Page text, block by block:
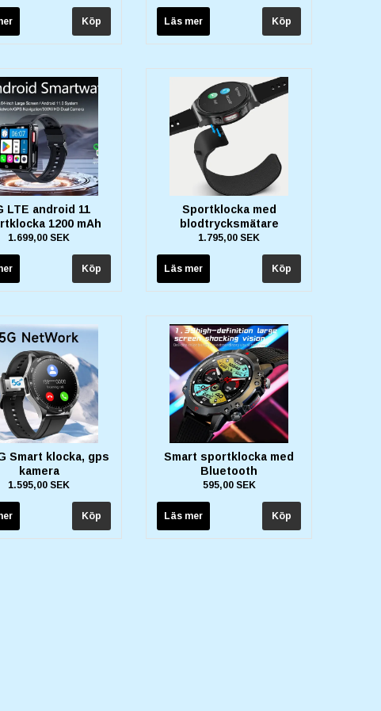
Läs mer
LTE android 11
1200 mAh
1.699,00 SEK
Sportklocka med
blodtrycksmätare
1.795,00 SEK
Läs mer
Smart klocka, gps
kamera
1.595,00 SEK
Smart sportklocka med
Bluetooth
595,00 SEK
Läs mer